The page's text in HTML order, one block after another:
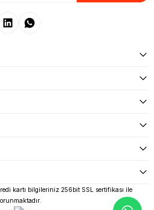
kartı bilgileriniz 256bit SSL sertifikası ile